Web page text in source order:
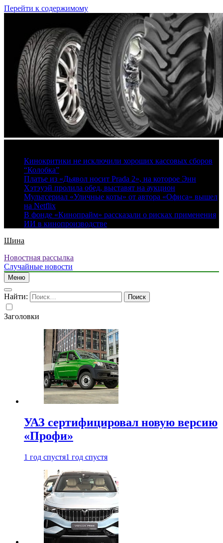
Перейти к содержимому
Кинокритики не исключили хороших кассовых сборов
“Колобка”
Платье из «Дьявол носит Prada 2», на которое Энн
Хэтэуэй пролила обед, выставят на аукцион
Мультсериал «Уличные коты» от автора «Офиса» вышел
на Netflix
В фонде «Кинопрайм» рассказали о рисках применения
ИИ в кинопроизводстве
Шина
Новостная рассылка
Случайные новости
Меню
Найти:
Заголовки
УАЗ сертифицировал новую версию
«Профи»
1 год спустя1 год спустя